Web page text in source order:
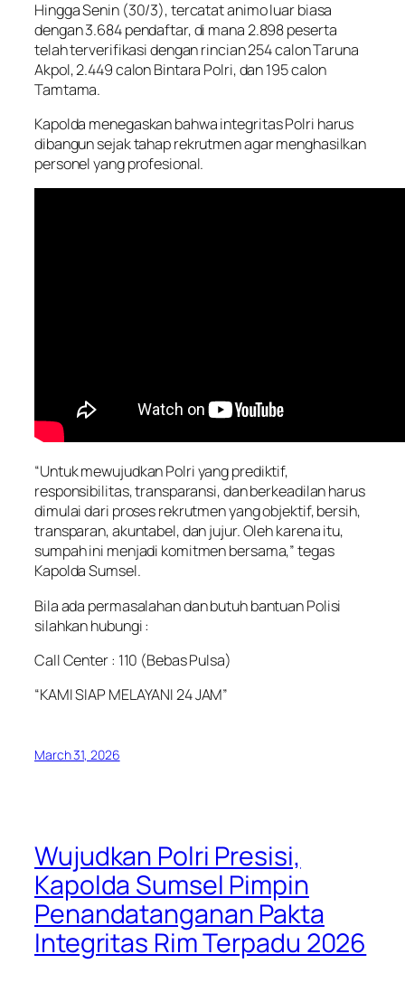
Hingga Senin (30/3), tercatat animo luar biasa
dengan 3.684 pendaftar, di mana 2.898 peserta
telah terverifikasi dengan rincian 254 calon Taruna
Akpol, 2.449 calon Bintara Polri, dan 195 calon
Tamtama.
Kapolda menegaskan bahwa integritas Polri harus
dibangun sejak tahap rekrutmen agar menghasilkan
personel yang profesional.
“Untuk mewujudkan Polri yang prediktif,
responsibilitas, transparansi, dan berkeadilan harus
dimulai dari proses rekrutmen yang objektif, bersih,
transparan, akuntabel, dan jujur. Oleh karena itu,
sumpah ini menjadi komitmen bersama,” tegas
Kapolda Sumsel.
Bila ada permasalahan dan butuh bantuan Polisi
silahkan hubungi :
Call Center : 110 (Bebas Pulsa)
“KAMI SIAP MELAYANI 24 JAM”
March 31, 2026
Wujudkan Polri Presisi,
Kapolda Sumsel Pimpin
Penandatanganan Pakta
Integritas Rim Terpadu 2026